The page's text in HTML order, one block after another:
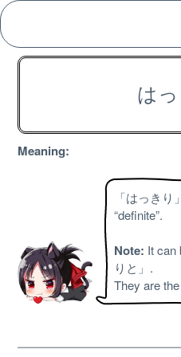
Skip
to
content
Japanese Learning Adventure
Japanese
は
Meaning:
「はっきり
“definite”.
Note: It can
りと」.
They are